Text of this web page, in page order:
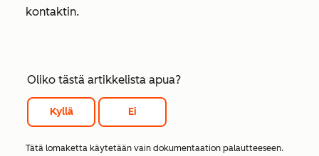
kontaktin.
Oliko tästä artikkelista apua?
Kyllä Ei
Tätä lomaketta käytetään vain dokumentaation palautteeseen.